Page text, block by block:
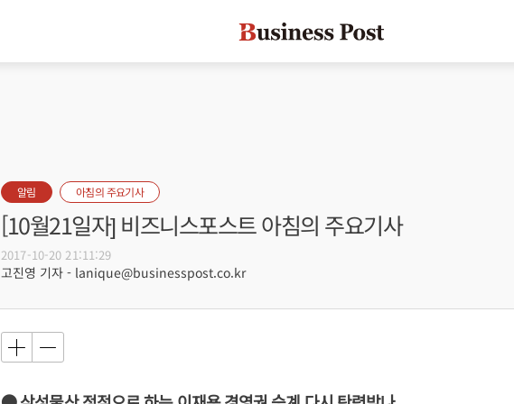
알림 아침의 주요기사
[10월21일자] 비즈니스포스트 아침의 주요기사
2017-10-20 21:11:29
고진영 기자 - lanique@businesspost.co.kr